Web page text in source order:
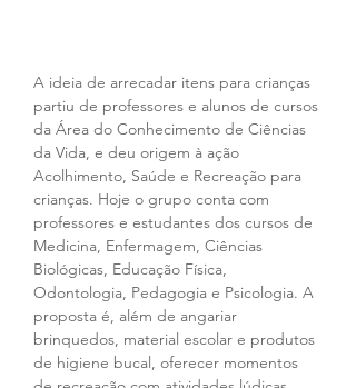
A ideia de arrecadar itens para crianças
partiu de professores e alunos de cursos
da Área do Conhecimento de Ciências
da Vida, e deu origem à ação
Acolhimento, Saúde e Recreação para
crianças. Hoje o grupo conta com
professores e estudantes dos cursos de
Medicina, Enfermagem, Ciências
Biológicas, Educação Física,
Odontologia, Pedagogia e Psicologia. A
proposta é, além de angariar
brinquedos, material escolar e produtos
de higiene bucal, oferecer momentos